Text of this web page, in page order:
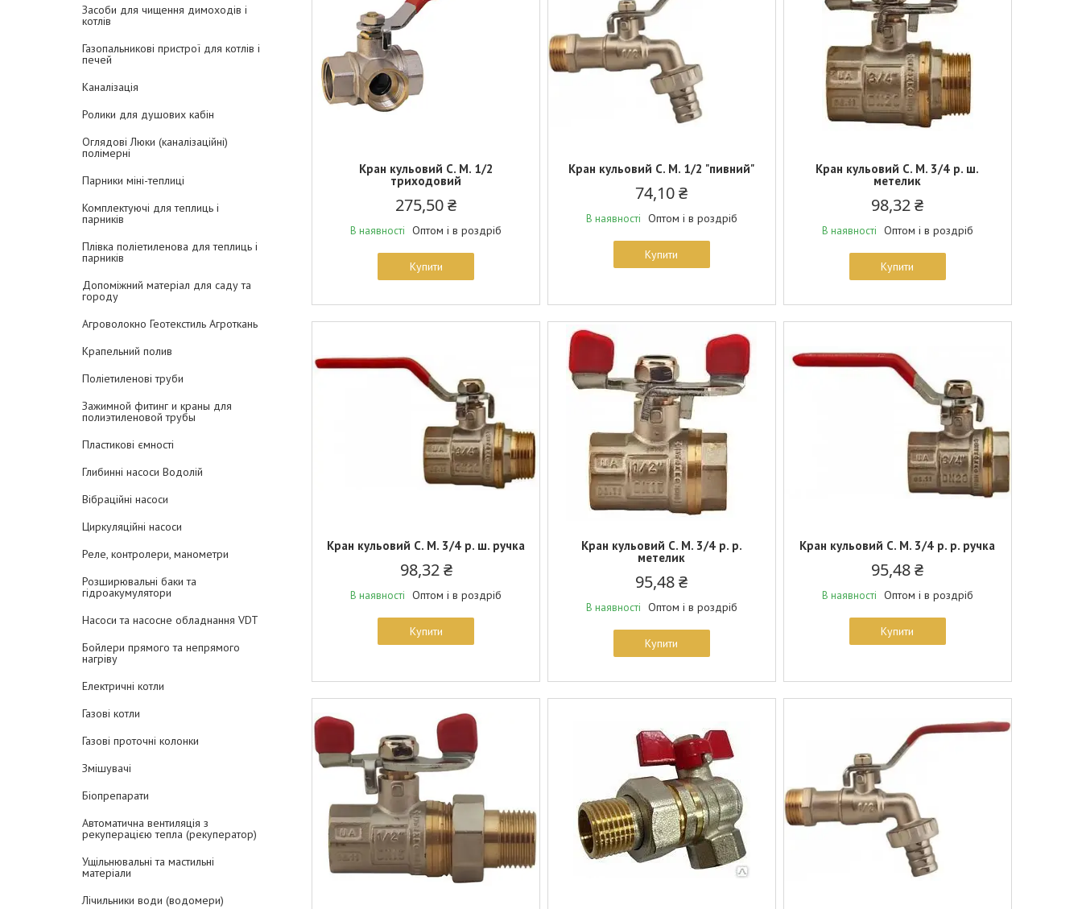
Засоби для чищення димоходів і
котлів
Газопальникові пристрої для котлів і
печей
Каналізація
Ролики для душових кабін
Оглядові Люки (каналізаційні)
полімерні
Парники міні-теплиці
Комплектуючі для теплиць і
парників
Плівка поліетиленова для теплиць і
парників
Допоміжний матеріал для саду та
городу
Агроволокно Геотекстиль Агроткань
Крапельний полив
Поліетиленові труби
Зажимной фитинг и краны для
полиэтиленовой трубы
Пластикові ємності
Глибинні насоси Водолій
Вібраційні насоси
Циркуляційні насоси
Реле, контролери, манометри
Розширювальні баки та
гідроакумулятори
Насоси та насосне обладнання VDT
Бойлери прямого та непрямого
нагріву
Електричні котли
Газові котли
Газові проточні колонки
Змішувачі
Біопрепарати
Автоматична вентиляція з
рекуперацією тепла (рекуператор)
Ущільнювальні та мастильні
матеріали
Лічильники води (водомери)
Кран кульовий С. М. 1/2
триходовий
275,50 ₴
В наявності Оптом і в роздріб
Купити
Кран кульовий С. М. 1/2 "пивний"
74,10 ₴
В наявності Оптом і в роздріб
Купити
Кран кульовий С. М. 3/4 р. ш.
метелик
98,32 ₴
В наявності Оптом і в роздріб
Купити
Кран кульовий С. М. 3/4 р. ш. ручка
98,32 ₴
В наявності Оптом і в роздріб
Купити
Кран кульовий С. М. 3/4 р. р.
метелик
95,48 ₴
В наявності Оптом і в роздріб
Купити
Кран кульовий С. М. 3/4 р. р. ручка
95,48 ₴
В наявності Оптом і в роздріб
Купити